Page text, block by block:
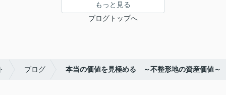
もっと見る
ブログトップへ
ブログ 本当の価値を見極める ～不整形地の資産価値～